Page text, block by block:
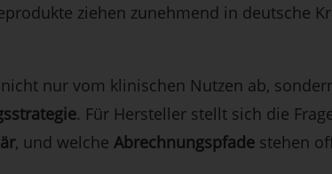
ziehen zunehmend in deutsche
nur vom klinischen Nutzen ab,
. Für Hersteller stellt sich die
, und welche Abrechnungspfadestehen